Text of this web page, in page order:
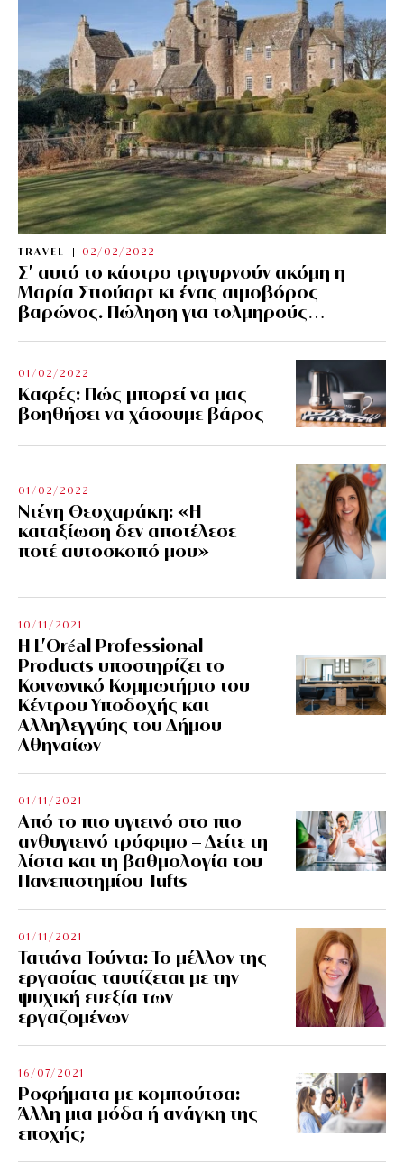
TRAVEL 02/02/2022
Σ’ αυτό το κάστρο τριγυρνούν ακόμη η
Μαρία Στιούαρτ κι ένας αιμοβόρος
βαρώνος. Πώληση για τολμηρούς…
01/02/2022
Kαφές: Πώς μπορεί να μας
βοηθήσει να χάσουμε βάρος
01/02/2022
Ντένη Θεοχαράκη: «Η
καταξίωση δεν αποτέλεσε
ποτέ αυτοσκοπό μου»
10/11/2021
Η L’Οréal Professional
Products υποστηρίζει το
Κοινωνικό Κομμωτήριο του
Κέντρου Υποδοχής και
Αλληλεγγύης του Δήμου
Αθηναίων
01/11/2021
Από το πιο υγιεινό στο πιο
ανθυγιεινό τρόφιμο – Δείτε τη
λίστα και τη βαθμολογία του
Πανεπιστημίου Tufts
01/11/2021
Τατιάνα Τούντα: Το μέλλον της
εργασίας ταυτίζεται με την
ψυχική ευεξία των
εργαζομένων
16/07/2021
Ροφήματα με κομπούτσα:
Άλλη μια μόδα ή ανάγκη της
εποχής;